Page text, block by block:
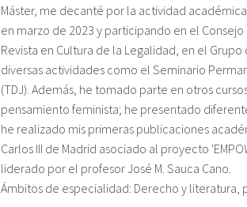
Máster, me decanté por la actividad
en marzo de 2023 y participando en el
Revista en Cultura de la Legalidad, en el
diversas actividades como el Seminario
(TDJ). Además, he tomado parte en otros
pensamiento feminista; he presentado
he realizado mis primeras publicaciones
Carlos III de Madrid asociado al proyecto
liderado por el profesor José M. Sauca Cano.
Ámbitos de especialidad: Derecho y literatura,